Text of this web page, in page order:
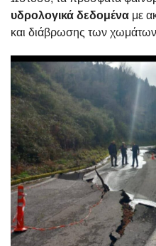
υδρολογικά δεδομένα με
και διάβρωσης των